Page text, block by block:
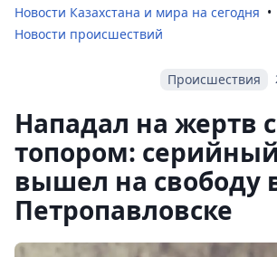
Новости Казахстана и мира на сегодня
Новости происшествий
Происшествия
Нападал на жертв с
топором:
вышел на свободу
Петропавловске